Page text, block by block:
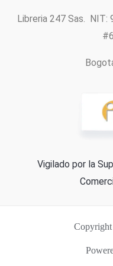
Libreria 247 Sas. NIT:
Vigilado por la